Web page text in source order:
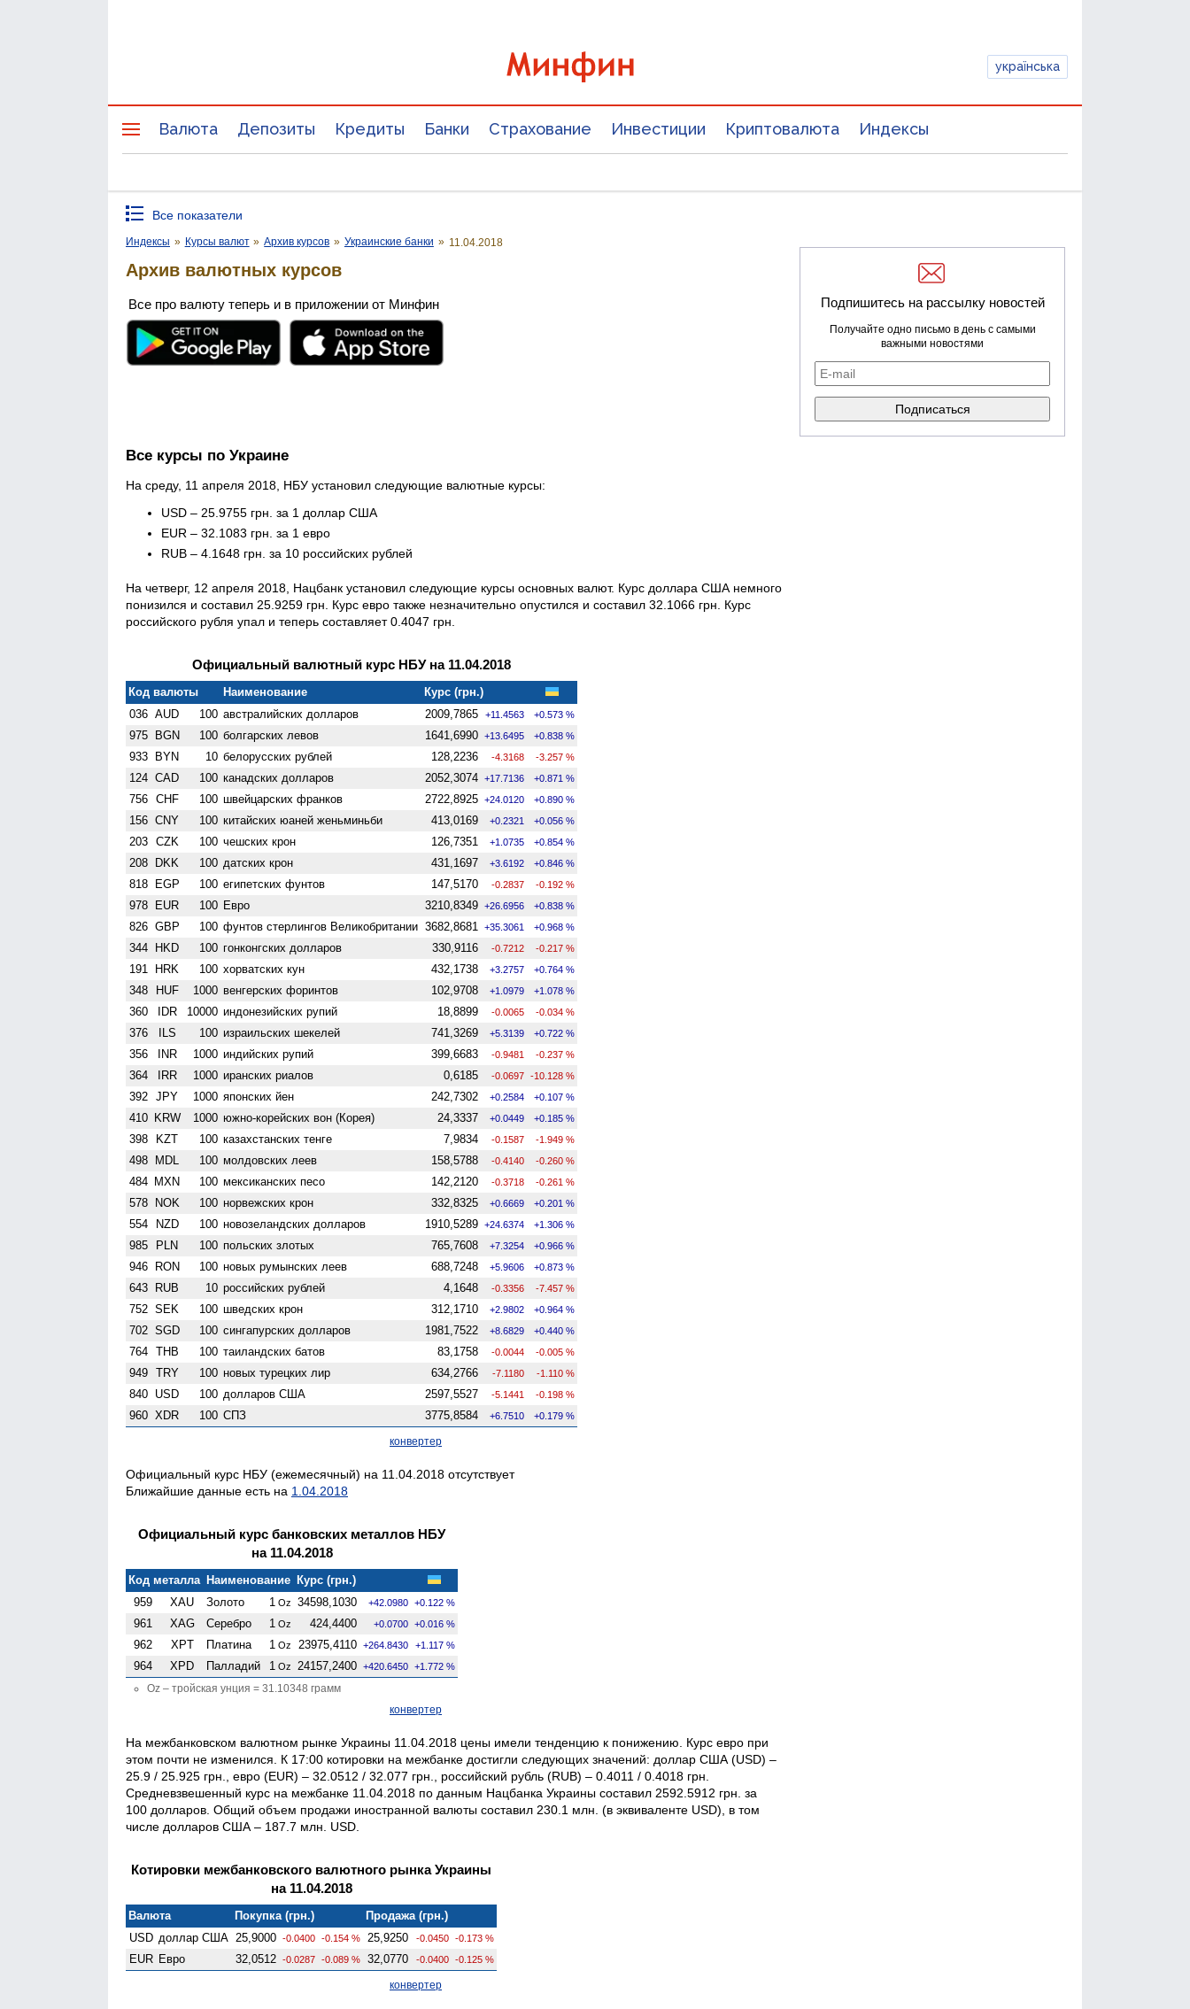
українська
Валюта Депозиты Кредиты Банки Страхование Инвестиции Криптовалюта Индексы
Все показатели
Индексы » Курсы валют » Архив курсов » Украинские банки » 11.04.2018
Архив валютных курсов
Все про валюту теперь и в приложении от Минфин
Все курсы по Украине
На среду, 11 апреля 2018, НБУ установил следующие валютные курсы:
USD – 25.9755 грн. за 1 доллар США
EUR – 32.1083 грн. за 1 евро
RUB – 4.1648 грн. за 10 российских рублей
На четверг, 12 апреля 2018, Нацбанк установил следующие курсы основных валют. Курс доллара США немного
понизился и составил 25.9259 грн. Курс евро также незначительно опустился и составил 32.1066 грн. Курс
российского рубля упал и теперь составляет 0.4047 грн.
Официальный валютный курс НБУ на 11.04.2018
Код валюты Наименование
Курс (грн.)
036 AUD 100 австралийских долларов 2009,7865 +11.4563 +0.573 %
975 BGN 100 болгарских левов 1641,6990 +13.6495 +0.838 %
933 BYN 10 белорусских рублей 128,2236 -4.3168 -3.257 %
124 CAD 100 канадских долларов 2052,3074 +17.7136 +0.871 %
756 CHF 100 швейцарских франков 2722,8925 +24.0120 +0.890 %
156 CNY 100 китайских юаней женьминьби 413,0169 +0.2321 +0.056 %
203 CZK 100 чешских крон 126,7351 +1.0735 +0.854 %
208 DKK 100 датских крон 431,1697 +3.6192 +0.846 %
818 EGP 100 египетских фунтов 147,5170 -0.2837 -0.192 %
978 EUR 100 Евро 3210,8349 +26.6956 +0.838 %
826 GBP 100 фунтов стерлингов Велико­британии 3682,8681 +35.3061 +0.968 %
344 HKD 100 гонконгских долларов 330,9116 -0.7212 -0.217 %
191 HRK 100 хорватских кун 432,1738 +3.2757 +0.764 %
348 HUF 1000 венгерских форинтов 102,9708 +1.0979 +1.078 %
360 IDR 10000 индонезийских рупий 18,8899 -0.0065 -0.034 %
376 ILS 100 израильских шекелей 741,3269 +5.3139 +0.722 %
356 INR 1000 индийских рупий 399,6683 -0.9481 -0.237 %
364 IRR 1000 иранских риалов 0,6185 -0.0697 -10.128 %
392 JPY 1000 японских йен 242,7302 +0.2584 +0.107 %
410 KRW 1000 южно-корейских вон (Корея) 24,3337 +0.0449 +0.185 %
398 KZT 100 казахстанских тенге 7,9834 -0.1587 -1.949 %
498 MDL 100 молдовских леев 158,5788 -0.4140 -0.260 %
484 MXN 100 мексиканских песо 142,2120 -0.3718 -0.261 %
578 NOK 100 норвежских крон 332,8325 +0.6669 +0.201 %
554 NZD 100 ново­зеландских долларов 1910,5289 +24.6374 +1.306 %
985 PLN 100 польских злотых 765,7608 +7.3254 +0.966 %
946 RON 100 новых румынских леев 688,7248 +5.9606 +0.873 %
643 RUB 10 российских рублей 4,1648 -0.3356 -7.457 %
752 SEK 100 шведских крон 312,1710 +2.9802 +0.964 %
702 SGD 100 сингапурских долларов 1981,7522 +8.6829 +0.440 %
764 THB 100 таиландских батов 83,1758 -0.0044 -0.005 %
949 TRY 100 новых турецких лир 634,2766 -7.1180 -1.110 %
840 USD 100 долларов США 2597,5527 -5.1441 -0.198 %
960 XDR 100 СПЗ 3775,8584 +6.7510 +0.179 %
конвертер
Официальный курс НБУ (ежемесячный) на 11.04.2018 отсутствует
Ближайшие данные есть на 1.04.2018
Официальный курс банковских металлов НБУ
на 11.04.2018
Код металла Наименование Курс (грн.)
959
XAU Золото 1 Oz 34598,1030 +42.0980 +0.122 %
961 XAG Серебро 1 Oz 424,4400 +0.0700 +0.016 %
962 XPT Платина 1 Oz 23975,4110 +264.8430 +1.117 %
964 XPD Палладий 1 Oz 24157,2400 +420.6450 +1.772 %
Oz – тройская унция = 31.10348 грамм
конвертер
На межбанковском валютном рынке Украины 11.04.2018 цены имели тенденцию к понижению. Курс евро при
этом почти не изменился. К 17:00 котировки на межбанке достигли следующих значений: доллар США (USD) –
25.9 / 25.925 грн., евро (EUR) – 32.0512 / 32.077 грн., российский рубль (RUB) – 0.4011 / 0.4018 грн.
Средневзвешенный курс на межбанке 11.04.2018 по данным Нацбанка Украины составил 2592.5912 грн. за
100 долларов. Общий объем продажи иностранной валюты составил 230.1 млн. (в эквиваленте USD), в том
числе долларов США – 187.7 млн. USD.
Котировки межбанковского валютного рынка Украины
на 11.04.2018
Валюта Покупка (грн.)
Продажа (грн.)
USD доллар США 25,9000 -0.0400 -0.154 % 25,9250 -0.0450 -0.173 %
EUR Евро 32,0512 -0.0287 -0.089 % 32,0770 -0.0400 -0.125 %
конвертер
Подпишитесь на рассылку новостей
Получайте одно письмо в день с самыми
важными новостями